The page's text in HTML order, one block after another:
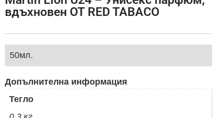
вдъхновен ОТ RED TABACO
50мл.
Допълнителна информация
Тегло